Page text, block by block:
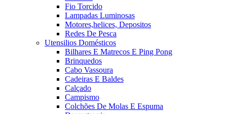
Fio Torcido
Lampadas Luminosas
Motores,helices, Depositos
Redes De Pesca
Utensilios Domésticos
Bilhares E Matrecos E Ping Pong
Brinquedos
Cabo Vassoura
Cadeiras E Baldes
Calçado
Campismo
Colchões De Molas E Espuma